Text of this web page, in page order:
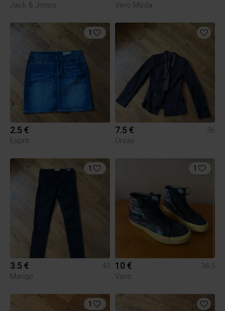
Jack & Jones
Vero Moda
1
2.5 €
Esprit
7.5 €
36
Orsay
1
3.5 €
40
Mango
1
10 €
36,5
Vans
1